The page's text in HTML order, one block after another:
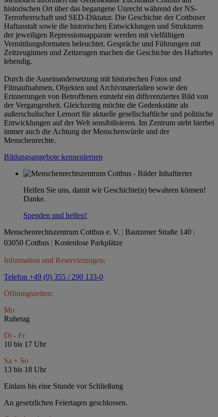
historischen Ort über das begangene Unrecht während der NS-
Terrorherrschaft und SED-Diktatur. Die Geschichte der Cottbuser
Haftanstalt sowie die historischen Entwicklungen und Strukturen
der jeweiligen Repressionsapparate werden mit vielfältigen
Vermittlungsformaten beleuchtet. Gespräche und Führungen mit
Zeitzeuginnen und Zeitzeugen machen die Geschichte des Haftortes
lebendig.
Durch die Auseinandersetzung mit historischen Fotos und
Filmaufnahmen, Objekten und Archivmaterialien sowie den
Erinnerungen von Betroffenen entsteht ein differenziertes Bild von
der Vergangenheit. Gleichzeitig möchte die Gedenkstätte als
außerschulischer Lernort für aktuelle gesellschaftliche und politische
Entwicklungen auf der Welt sensibilisieren. Im Zentrum steht hierbei
immer auch die Achtung der Menschenwürde und der
Menschenrechte.
Bildungsangebote kennenlernen
Helfen Sie uns, damit wir Geschichte(n) bewahren können!
Danke.
Spenden und helfen!
Menschenrechtszentrum Cottbus e. V. | Bautzener Straße 140 |
03050 Cottbus | Kostenlose Parkplätze
Information und Reservierungen:
Telefon +49 (0) 355 / 290 133-0
Öffnungszeiten:
Mo
Ruhetag
Di - Fr
10 bis 17 Uhr
Sa + So
13 bis 18 Uhr
Einlass bis eine Stunde vor Schließung
An gesetzlichen Feiertagen geschlossen.